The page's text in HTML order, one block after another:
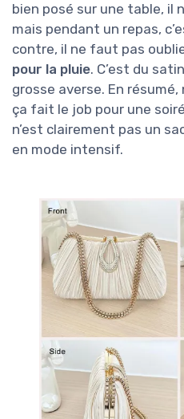
bien posé sur une table, il
mais pendant un repas,
contre, il ne faut pas
pour la pluie. C’est du
grosse averse. En
ça fait le job pour une
n’est clairement pas un
en mode intensif.